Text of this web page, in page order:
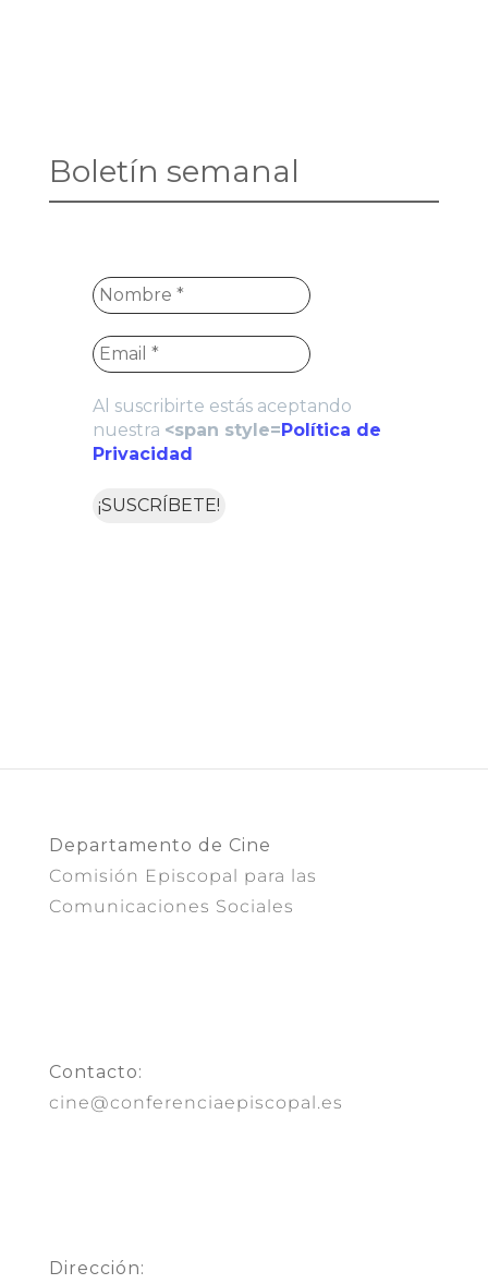
Boletín semanal
Al suscribirte estás aceptando
nuestra <span style= Política de
Privacidad
Departamento de Cine
Comisión Episcopal para las
Comunicaciones Sociales
Contacto:
cine@conferenciaepiscopal.es
Dirección: